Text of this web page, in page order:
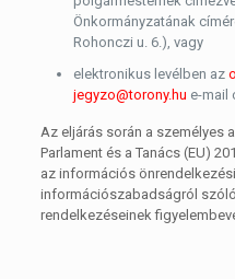
Önkormányzatának
Rohonczi u. 6.), vagy
elektronikus levélben az
jegyzo@torony.hu e-mail
Az eljárás során a személyes
Parlament és a Tanács (EU)
az információs
információszabadságról szóló
rendelkezéseinek